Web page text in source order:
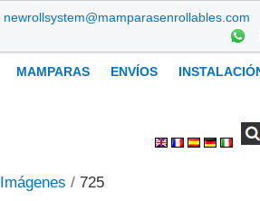
newrollsystem@mamparasenrollables.com
MAMPARAS ENVÍOS
Imágenes / 725